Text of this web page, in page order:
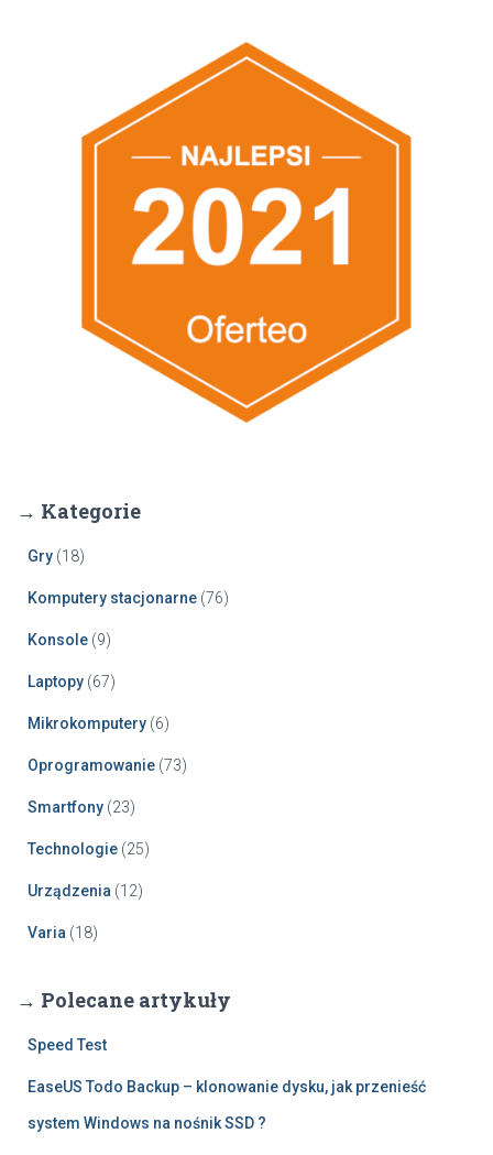
→ Kategorie
Gry (18)
Komputery stacjonarne (76)
Konsole (9)
Laptopy (67)
Mikrokomputery (6)
Oprogramowanie (73)
Smartfony (23)
Technologie (25)
Urządzenia (12)
Varia (18)
→ Polecane artykuły
Speed Test
EaseUS Todo Backup – klonowanie dysku, jak przenieść
system Windows na nośnik SSD ?